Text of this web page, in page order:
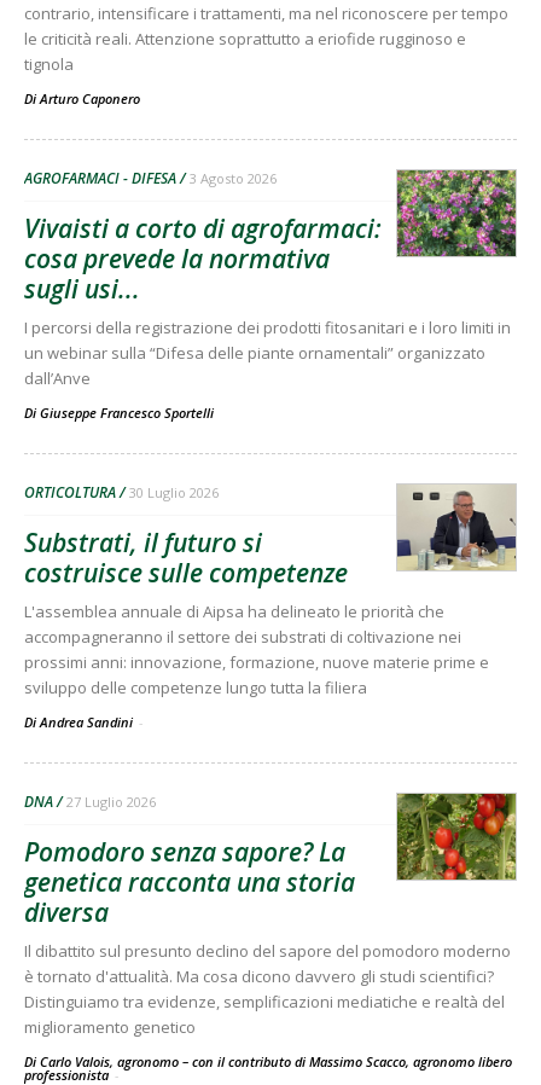
contrario, intensificare i trattamenti, ma nel riconoscere per tempo
le criticità reali. Attenzione soprattutto a eriofide rugginoso e
tignola
Di Arturo Caponero
AGROFARMACI - DIFESA 3 Agosto 2026
Vivaisti a corto di agrofarmaci:
cosa prevede la normativa
sugli usi...
I percorsi della registrazione dei prodotti fitosanitari e i loro limiti in
un webinar sulla “Difesa delle piante ornamentali” organizzato
dall’Anve
Di Giuseppe Francesco Sportelli
ORTICOLTURA 30 Luglio 2026
Substrati, il futuro si
costruisce sulle competenze
L'assemblea annuale di Aipsa ha delineato le priorità che
accompagneranno il settore dei substrati di coltivazione nei
prossimi anni: innovazione, formazione, nuove materie prime e
sviluppo delle competenze lungo tutta la filiera
Di Andrea Sandini -
DNA 27 Luglio 2026
Pomodoro senza sapore? La
genetica racconta una storia
diversa
Il dibattito sul presunto declino del sapore del pomodoro moderno
è tornato d'attualità. Ma cosa dicono davvero gli studi scientifici?
Distinguiamo tra evidenze, semplificazioni mediatiche e realtà del
miglioramento genetico
Di Carlo Valois, agronomo – con il contributo di Massimo Scacco, agronomo libero
professionista -